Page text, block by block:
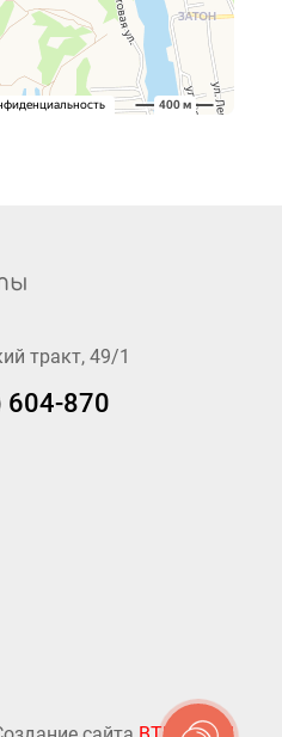
тракт, 49/1
604-870